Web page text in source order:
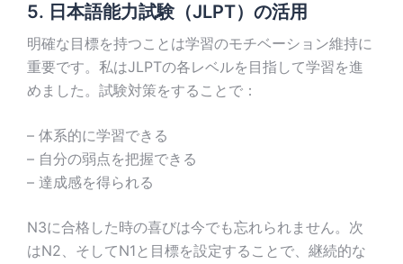
5. 日本語能力試験（JLPT）の活用
明確な目標を持つことは学習のモチベーション維持に
重要です。私はJLPTの各レベルを目指して学習を進
めました。試験対策をすることで：
– 体系的に学習できる
– 自分の弱点を把握できる
– 達成感を得られる
N3に合格した時の喜びは今でも忘れられません。次
はN2、そしてN1と目標を設定することで、継続的な